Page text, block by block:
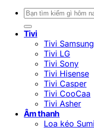
Tìm
kiếm:
Tivi
Tivi Samsung
Tivi LG
Tivi Sony
Tivi Hisense
Tivi Casper
Tivi CooCaa
Tivi Asher
Âm thanh
Loa kéo